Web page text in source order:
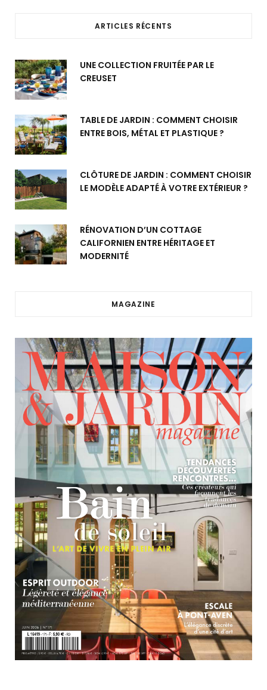
ARTICLES RÉCENTS
UNE COLLECTION FRUITÉE PAR LE
CREUSET
TABLE DE JARDIN : COMMENT CHOISIR
ENTRE BOIS, MÉTAL ET PLASTIQUE ?
CLÔTURE DE JARDIN : COMMENT CHOISIR
LE MODÈLE ADAPTÉ À VOTRE EXTÉRIEUR ?
RÉNOVATION D’UN COTTAGE
CALIFORNIEN ENTRE HÉRITAGE ET
MODERNITÉ
MAGAZINE